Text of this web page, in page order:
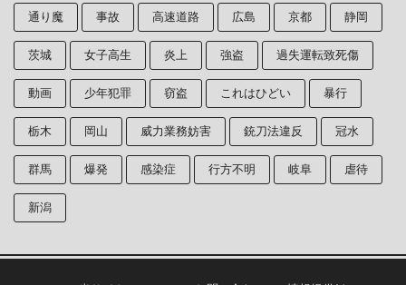
通り魔 事故 高速道路 広島 京都 静岡
茨城 女子高生 炎上 強盗 過失運転致死傷
動画 少年犯罪 窃盗 これはひどい 暴行
栃木 岡山 威力業務妨害 銃刀法違反 冠水
群馬 爆発 感染症 行方不明 岐阜 虐待
新潟